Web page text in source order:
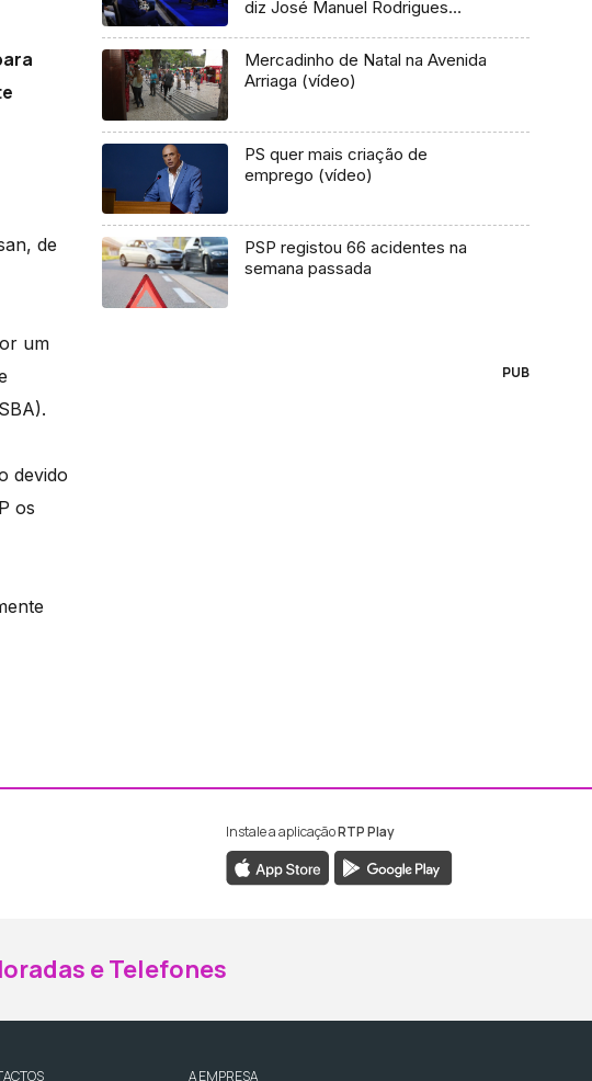
de
um
devido
os
diz José Manuel Rodrigues
Mercadinho de Natal na Avenida
Arriaga (vídeo)
PS quer mais criação de
emprego (vídeo)
PSP registou 66 acidentes na
semana passada
PUB
ao Facebook da RTP Madeira
ao Instagram da RTP Madeira
Instale a aplicaçãoRTP Play
e Telefones
A EMPRESA